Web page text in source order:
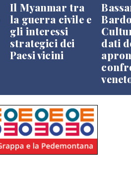
Il Myanmar tra
la guerra civile e
gli interessi
strategici dei
Paesi vicini
dati